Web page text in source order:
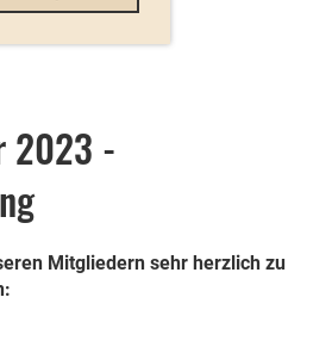
2023 -
Mitgliedern sehr herzlich zu